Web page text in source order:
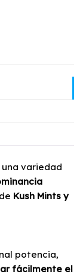
una variedad
Kush Mints y
potencia,
fácilmente el